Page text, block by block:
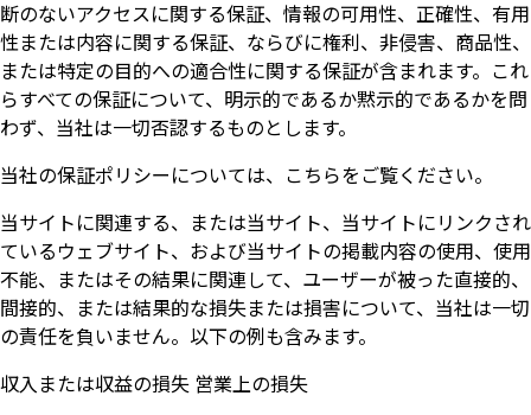
断のないアクセスに関する保証、情報の可用性、正確性、有用
性または内容に関する保証、ならびに権利、非侵害、商品性、
または特定の目的への適合性に関する保証が含まれます。これ
らすべての保証について、明示的であるか黙示的であるかを問
わず、当社は一切否認するものとします。
当社の保証ポリシーについては、こちらをご覧ください。
当サイトに関連する、または当サイト、当サイトにリンクされ
ているウェブサイト、および当サイトの掲載内容の使用、使用
不能、またはその結果に関連して、ユーザーが被った直接的、
間接的、または結果的な損失または損害について、当社は一切
の責任を負いません。以下の例も含みます。
収入または収益の損失 営業上の損失